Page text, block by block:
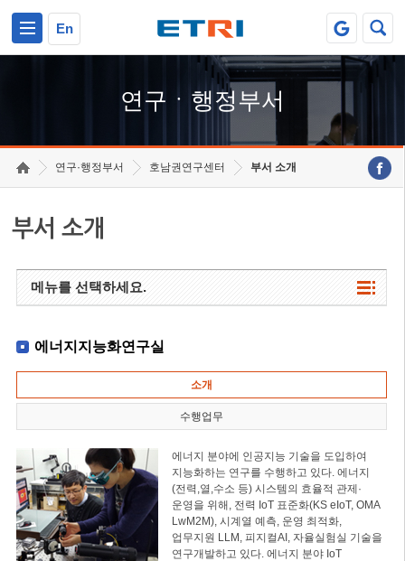
En
연구ㆍ행정부서
연구·행정부서 호남권연구센터 부서 소개
부서 소개
메뉴를 선택하세요.
에너지지능화연구실
소개
수행업무
에너지 분야에 인공지능 기술을 도입하여
지능화하는 연구를 수행하고 있다. 에너지
(전력,열,수소 등) 시스템의 효율적 관제·
운영을 위해, 전력 IoT 표준화(KS eIoT, OMA
LwM2M), 시계열 예측, 운영 최적화,
업무지원 LLM, 피지컬AI, 자율실험실 기술을
연구개발하고 있다. 에너지 분야 IoT